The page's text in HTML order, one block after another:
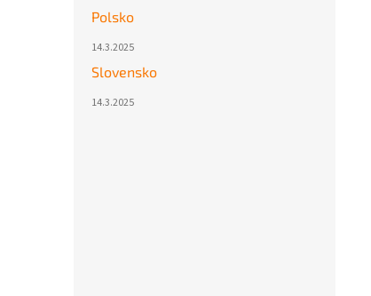
Polsko
14.3.2025
Slovensko
14.3.2025